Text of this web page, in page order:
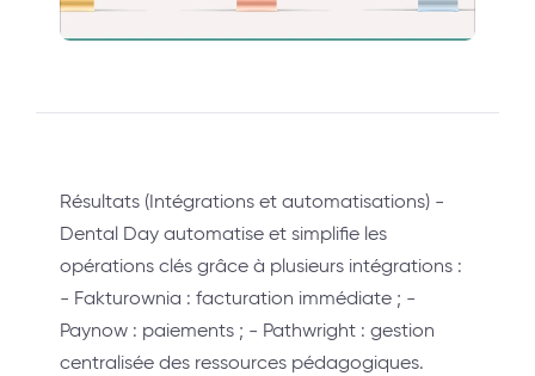
Résultats (Intégrations et automatisations) -
Dental Day automatise et simplifie les
opérations clés grâce à plusieurs intégrations :
- Fakturownia : facturation immédiate ; -
Paynow : paiements ; - Pathwright : gestion
centralisée des ressources pédagogiques.